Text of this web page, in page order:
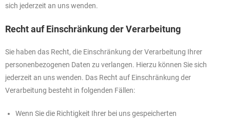
sich jederzeit an uns wenden.
Recht auf Einschränkung der Verarbeitung
Sie haben das Recht, die Einschränkung der Verarbeitung Ihrer
personenbezogenen Daten zu verlangen. Hierzu können Sie sich
jederzeit an uns wenden. Das Recht auf Einschränkung der
Verarbeitung besteht in folgenden Fällen:
Wenn Sie die Richtigkeit Ihrer bei uns gespeicherten